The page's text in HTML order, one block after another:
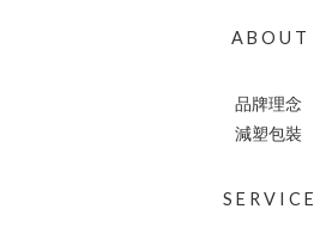
A B O U T
品牌理念
減塑包裝
S E R V I C E